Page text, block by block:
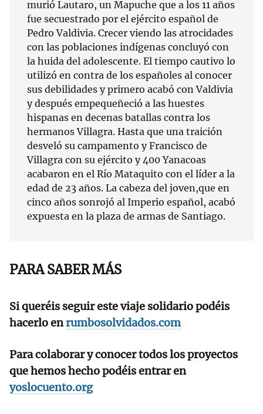
murió Lautaro, un Mapuche que a los 11 años
fue secuestrado por el ejército español de
Pedro Valdivia. Crecer viendo las atrocidades
con las poblaciones indígenas concluyó con
la huida del adolescente. El tiempo cautivo lo
utilizó en contra de los españoles al conocer
sus debilidades y primero acabó con Valdivia
y después empequeñeció a las huestes
hispanas en decenas batallas contra los
hermanos Villagra. Hasta que una traición
desveló su campamento y Francisco de
Villagra con su ejército y 400 Yanacoas
acabaron en el Río Mataquito con el líder a la
edad de 23 años. La cabeza del joven,que en
cinco años sonrojó al Imperio español, acabó
expuesta en la plaza de armas de Santiago.
PARA SABER MÁS
Si queréis seguir este viaje solidario podéis
hacerlo enrumbosolvidados.com
Para colaborar y conocer todos los proyectos
que hemos hecho podéis entrar en
yoslocuento.org